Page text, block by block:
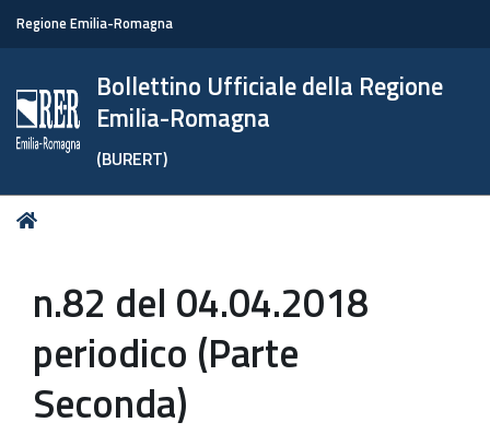
Regione Emilia-Romagna
Bollettino Ufficiale della Regione
Emilia-Romagna
(BURERT)
Tu
n.82 del 04.04.2018
periodico (Parte
Seconda)